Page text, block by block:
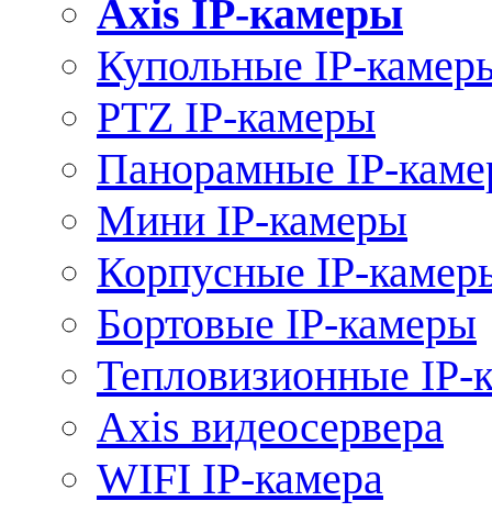
Axis IP-камеры
Купольные IP-
PTZ IP-камеры
Панорамные IP-
Мини IP-камеры
Корпусные IP-
Бортовые IP-камеры
Тепловизионные IP-
Axis видеосервера
WIFI IP-камера